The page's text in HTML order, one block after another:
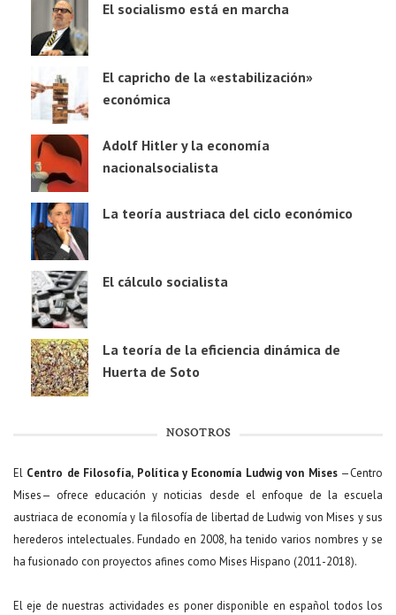
El socialismo está en marcha
El capricho de la «estabilización»
económica
Adolf Hitler y la economía
nacionalsocialista
La teoría austriaca del ciclo económico
El cálculo socialista
La teoría de la eficiencia dinámica de
Huerta de Soto
NOSOTROS
El Centro de Filosofía, Política y Economía Ludwig von Mises—Centro
Mises— ofrece educación y noticias desde el enfoque de la escuela
austriaca de economía y la filosofía de libertad de Ludwig von Mises y sus
herederos intelectuales. Fundado en 2008, ha tenido varios nombres y se
ha fusionado con proyectos afines como Mises Hispano (2011-2018).
El eje de nuestras actividades es poner disponible en español todos los